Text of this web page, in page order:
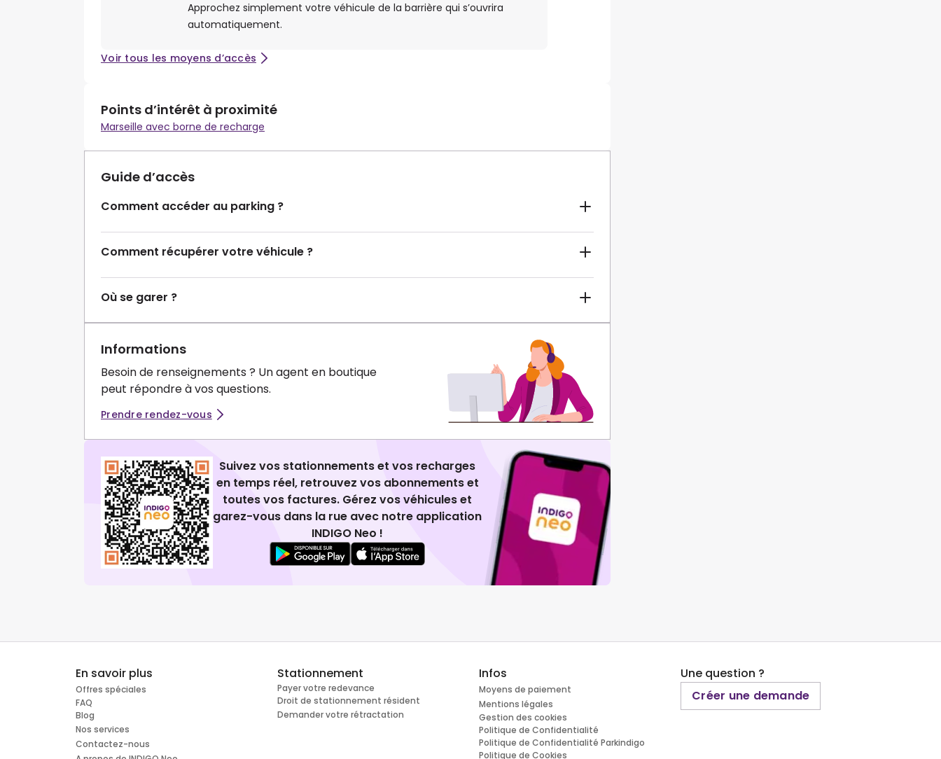
Approchez simplement votre véhicule de la barrière qui s’ouvrira
automatiquement.
Voir tous les moyens d’accès
Points d’intérêt à proximité
Marseille avec borne de recharge
Guide d’accès
Comment accéder au parking ?
Comment récupérer votre véhicule ?
Où se garer ?
Informations
Besoin de renseignements ? Un agent en boutique
peut répondre à vos questions.
Prendre rendez-vous
Suivez vos stationnements et vos recharges
en temps réel, retrouvez vos abonnements et
toutes vos factures. Gérez vos véhicules et
garez-vous dans la rue avec notre application
INDIGO Neo !
En savoir plus
Offres spéciales
FAQ
Blog
Nos services
Contactez-nous
Stationnement
Payer votre redevance
Droit de stationnement résident
Demander votre rétractation
Infos
Moyens de paiement
Mentions légales
Gestion des cookies
Politique de Confidentialité
Politique de Confidentialité Parkindigo
Politique de Cookies
Une question ?
Créer une demande